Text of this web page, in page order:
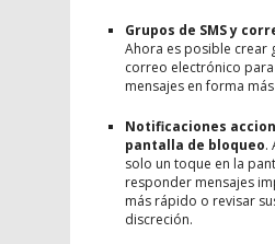
Grupos de SMS y
Ahora es posible crear
correo electrónico
mensajes en forma
Notificaciones
pantalla de bloqueo.
solo un toque en la
responder mensajes
más rápido o revisar
discreción.